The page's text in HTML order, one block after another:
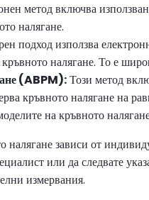
метод включва
налягане.
подход използва
налягане. То е
(ABPM):Този метод
кръвното налягане на
на кръвното
зависи от
или да следвате
измервания.